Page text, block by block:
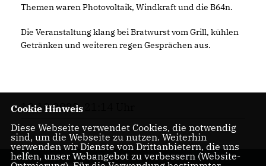
Themen waren Photovoltaik, Windkraft und die B64n.
Die Veranstaltung klang bei Bratwurst vom Grill, kühlen
Getränken und weiteren regen Gesprächen aus.
19.10.2023, 21:14 Uhr
Cookie Hinweis
Diese Webseite verwendet Cookies, die notwendig
sind, um die Webseite zu nutzen. Weiterhin
verwenden wir Dienste von Drittanbietern, die uns
helfen, unser Webangebot zu verbessern (Website-